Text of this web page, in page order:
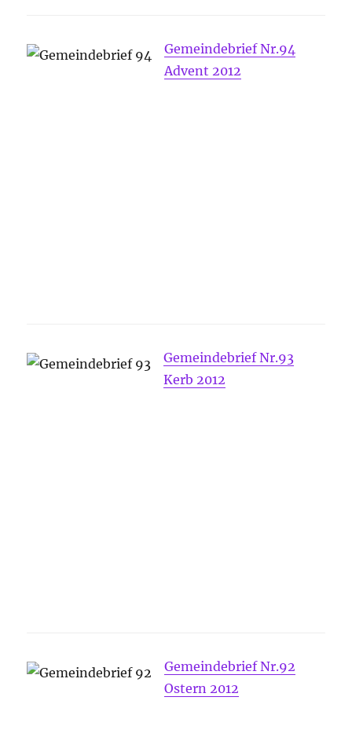
Gemeindebrief Nr.94
Advent 2012
Gemeindebrief Nr.93
Kerb 2012
Gemeindebrief Nr.92
Ostern 2012